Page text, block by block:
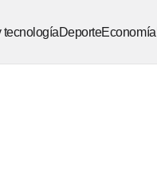
tecnologíaDeporteEconomía